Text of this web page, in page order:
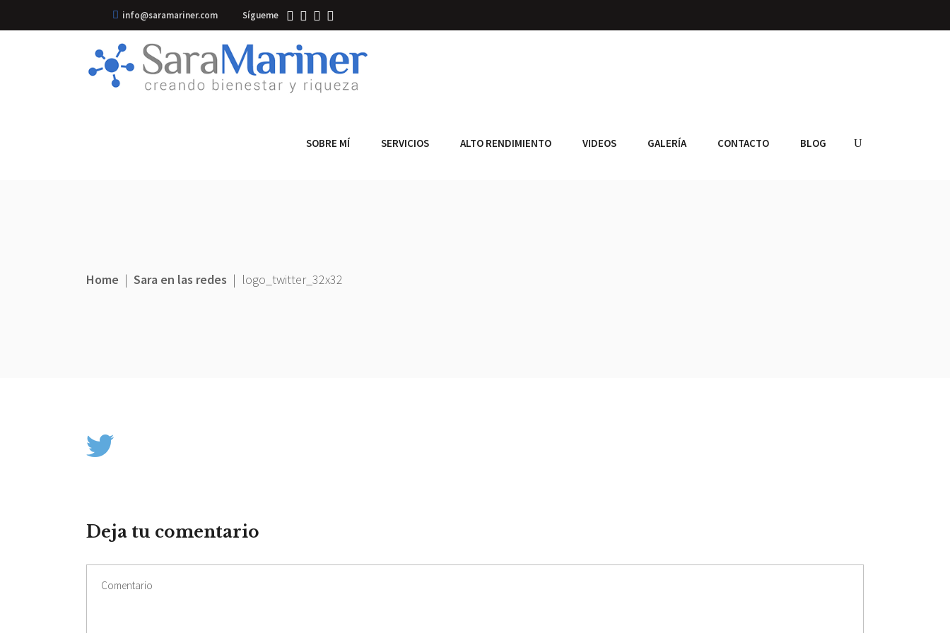
info@saramariner.com Sígueme
SOBRE MÍ SERVICIOS ALTO RENDIMIENTO VIDEOS GALERÍA CONTACTO BLOG
Home | Sara en las redes | logo_twitter_32x32
Deja tu comentario